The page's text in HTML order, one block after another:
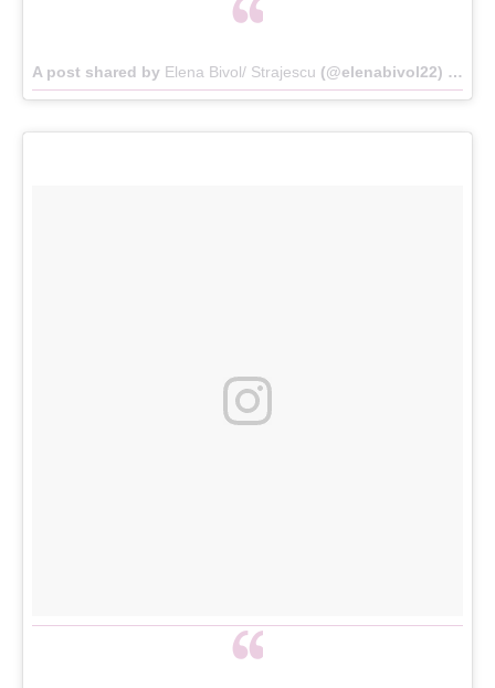
A post shared by Elena Bivol/ Strajescu (@elenabivol22) on